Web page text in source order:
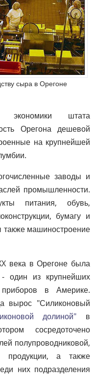
сыра в Орегоне
штата
Орегона дешевой
на крупнейшей
заводы и
промышленности.
питания, обувь,
бумагу и
также машиностроение
века в Орегоне была
- один из крупнейших
приборов в Америке.
вырос "Силиконовый
долиной" в
сосредоточено
полупроводниковой,
продукции, а также
них подразделения